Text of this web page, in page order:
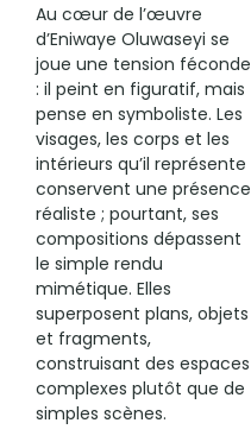
Au cœur de l’œuvre
d’Eniwaye Oluwaseyi se
joue une tension féconde
: il peint en figuratif, mais
pense en symboliste. Les
visages, les corps et les
intérieurs qu’il représente
conservent une présence
réaliste ; pourtant, ses
compositions dépassent
le simple rendu
mimétique. Elles
superposent plans, objets
et fragments,
construisant des espaces
complexes plutôt que de
simples scènes.